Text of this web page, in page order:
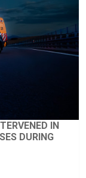
IN
DURING